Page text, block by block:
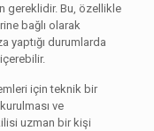
gereklidir. Bu, özellikle
bağlı olarak
yaptığı durumlarda
için teknik bir
ve
uzman bir kişi